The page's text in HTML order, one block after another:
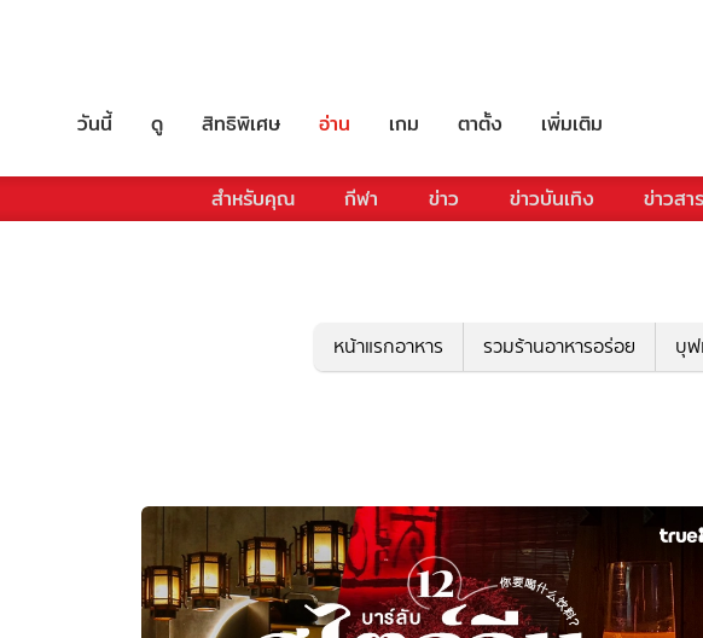
วันนี้ ดู สิทธิพิเศษ อ่าน เกม ตาตั้ง เพิ่มเติม
สำหรับคุณ กีฬา ข่าว ข่าวบันเทิง ข่าวสา
หน้าแรกอาหาร รวมร้านอาหารอร่อย บุ